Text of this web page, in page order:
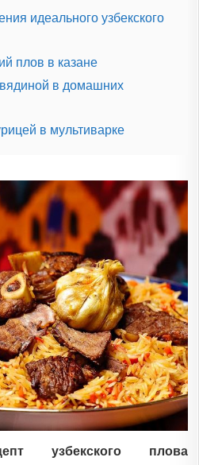
идеального узбекского
плов в казане
в домашних
в мультиварке
узбекского плова